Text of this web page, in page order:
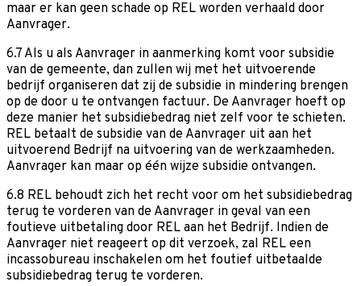
maar er kan geen schade op REL worden verhaald door
Aanvrager.
6.7 Als u als Aanvrager in aanmerking komt voor subsidie
van de gemeente, dan zullen wij met het uitvoerende
bedrijf organiseren dat zij de subsidie in mindering brengen
op de door u te ontvangen factuur. De Aanvrager hoeft op
deze manier het subsidiebedrag niet zelf voor te schieten.
REL betaalt de subsidie van de Aanvrager uit aan het
uitvoerend Bedrijf na uitvoering van de werkzaamheden.
Aanvrager kan maar op één wijze subsidie ontvangen.
6.8 REL behoudt zich het recht voor om het subsidiebedrag
terug te vorderen van de Aanvrager in geval van een
foutieve uitbetaling door REL aan het Bedrijf. Indien de
Aanvrager niet reageert op dit verzoek, zal REL een
incassobureau inschakelen om het foutief uitbetaalde
subsidiebedrag terug te vorderen.